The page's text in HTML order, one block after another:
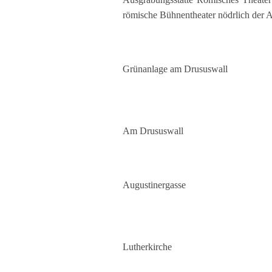
römische Bühnentheater nödrlich der
Grünanlage am Drususwall
Am Drususwall
Augustinergasse
Lutherkirche